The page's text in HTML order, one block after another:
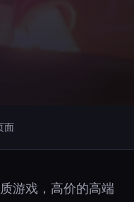
面
游戏，高价的高端